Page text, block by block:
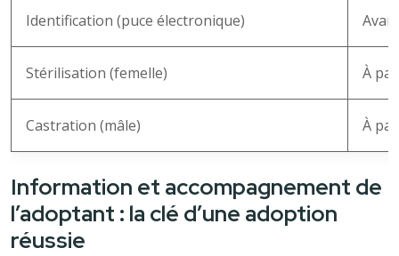
Identification (puce électronique)
Stérilisation (femelle) À
Castration (mâle) À
Information et accompagnement de
l’adoptant : la clé d’une adoption
réussie